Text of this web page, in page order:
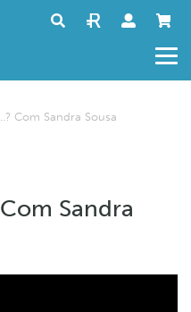
Com Sandra Sousa
Sandra